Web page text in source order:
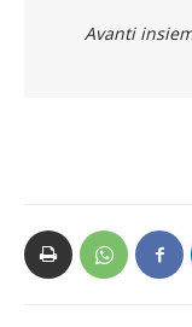
Avanti